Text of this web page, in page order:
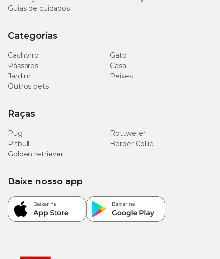
Guias de cuidados
Categorias
Cachorro
Gato
Pássaros
Casa
Jardim
Peixes
Outros pets
Raças
Pug
Rottweiler
Pitbull
Border Collie
Golden retriever
Baixe nosso app